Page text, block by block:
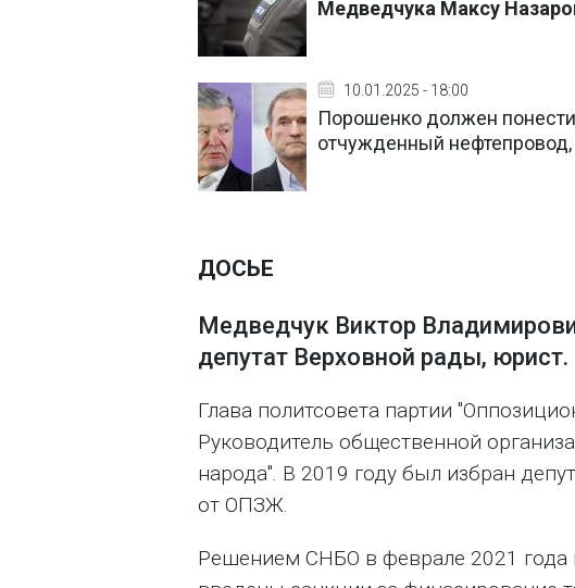
Медведчука Максу
10.01.2025 - 18:00
Порошенко должен понести
отчужденный нефтепровод,
ДОСЬЕ
Медведчук Виктор
депутат Верховной рады, юрист.
Глава политсовета партии
Руководитель общественной
народа". В 2019 году был избран
от ОПЗЖ.
Решением СНБО в феврале 2021 года